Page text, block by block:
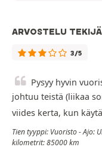
ARVOSTELU
3/5
Pysyy hyvin
johtuu teistä (liikaa
viides kerta, kun
Tien tyyppi: Vuoristo - Ajo:
kilometrit: 85000 km